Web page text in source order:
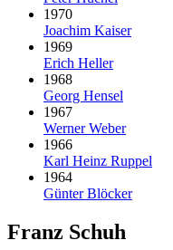
1970
Joachim Kaiser
1969
Erich Heller
1968
Georg Hensel
1967
Werner Weber
1966
Karl Heinz Ruppel
1964
Günter Blöcker
Franz Schuh